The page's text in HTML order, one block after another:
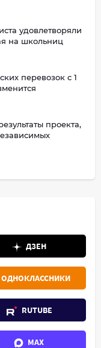
удовлетворяли
на школьниц
перевозок с 1
проекта,
ДЗЕН
ОДНОКЛАССНИКИ
RUTUBE
MAX